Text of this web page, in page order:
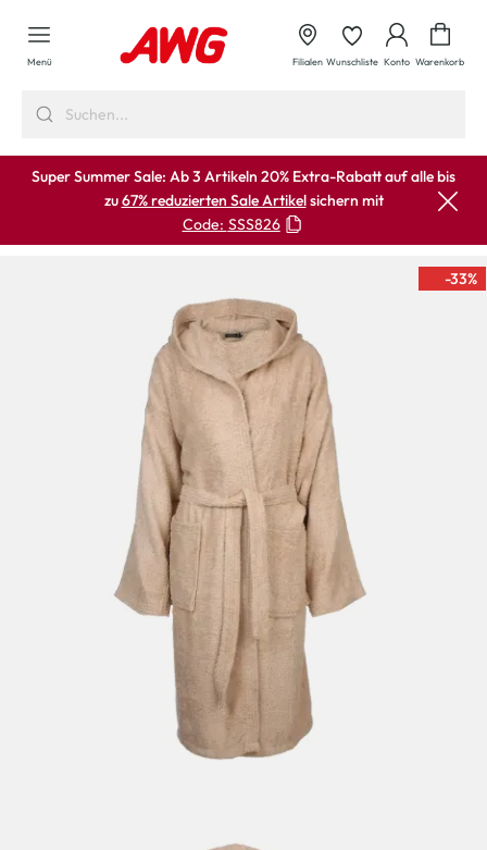
springen
Menü Filialen Wunschliste Konto Warenkorb
Super Summer Sale: Ab 3 Artikeln 20% Extra-Rabatt auf alle bis
zu67% reduzierten Sale Artikelsichern mit
Code: SSS826
-33%